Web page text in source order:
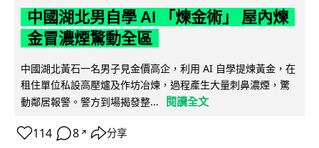
中國湖北男自學 AI 「煉金術」 屋內煉
金冒濃煙驚動全區
中國湖北黃石一名男子見金價高企，利用 AI 自學提煉黃金，在
租住單位私設高壓爐及作坊冶煉，過程產生大量刺鼻濃煙，驚
動鄰居報警。警方到場揭發整...
閱讀全文
114 8 ↗ 分享